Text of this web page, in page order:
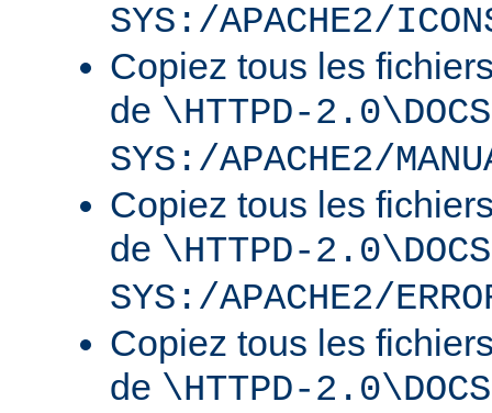
SYS:/APACHE2/
Copiez tous les
de \HTTPD-
SYS:/APACHE2/
Copiez tous les
de \HTTPD-
SYS:/APACHE2/
Copiez tous les
de \HTTPD-